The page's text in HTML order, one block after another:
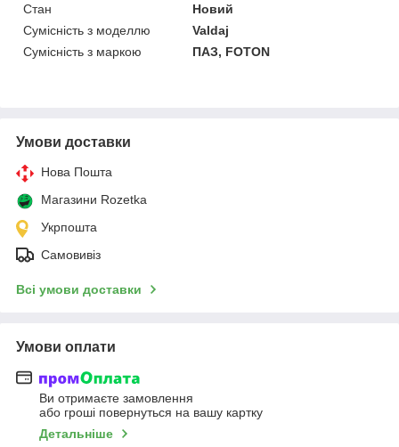
Стан
Новий
Сумісність з моделлю
Valdaj
Сумісність з маркою
ПАЗ, FOTON
Умови доставки
Нова Пошта
Магазини Rozetka
Укрпошта
Самовивіз
Всі умови доставки
Умови оплати
Ви отримаєте замовлення
або гроші повернуться на вашу картку
Детальніше